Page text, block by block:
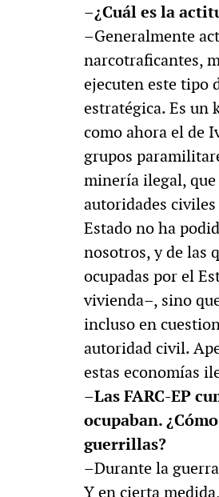
–¿Cuál es la
–Generalmente
narcotraficantes,
ejecuten este tipo
estratégica. Es un
como ahora el de
grupos
minería ilegal, que
autoridades
Estado no ha
nosotros, y de las
ocupadas por el
vivienda–, sino
incluso en
autoridad civil.
estas economías
–Las FARC-EP
ocupaban.
guerrillas?
–Durante la
Y en cierta